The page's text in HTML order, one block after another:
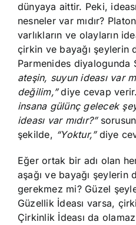
dünyaya aittir. Peki,
nesneler var mıdır?
varlıkların ve olayların
çirkin ve bayağı şeylerin
Parmenides diyalogunda
ateşin, suyun ideası var
değilim,”diye cevap verir.
insana gülünç gelecek
ideası var mıdır?”
şekilde, “Yoktur,”diye
Eğer ortak bir adı olan
aşağı ve bayağı şeylerin
gerekmez mi? Güzel
Güzellik İdeası varsa,
Çirkinlik İdeası da